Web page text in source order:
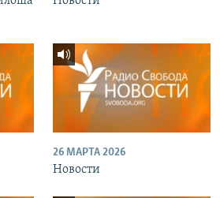
26 МАРТА 2026
Новости